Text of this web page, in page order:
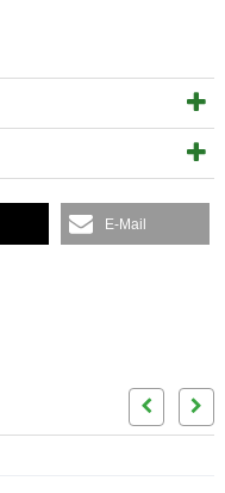
E-Mail